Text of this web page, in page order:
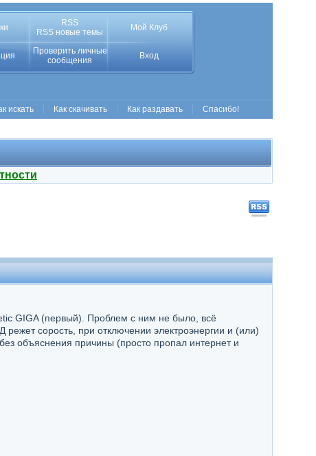
RSS
RSS новые темы
Мой Клуб
Проверить личные
сообщения
Вход
искать Как скачивать Как раздавать Спасибо!
GIGA (первый). Проблем с ним не было, всё
сорость, при отключении электроэнергии и (или)
объяснения причины (просто пропал интернет и